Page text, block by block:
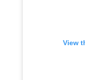
View